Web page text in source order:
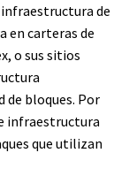
de
en carteras de
o sus sitios
de bloques. Por
infraestructura
que utilizan